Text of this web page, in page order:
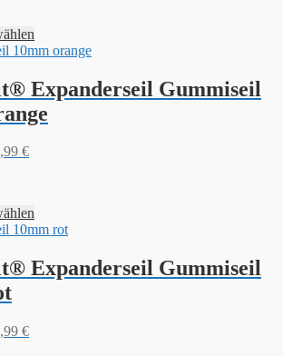
Expanderseil Gummiseil
€
Expanderseil Gummiseil
€